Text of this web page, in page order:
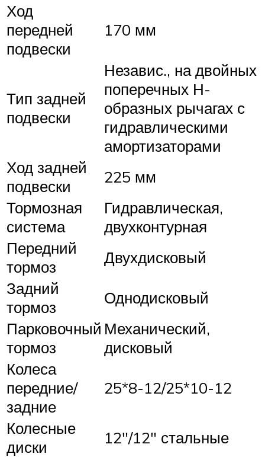
Ход
передней
подвески
170 мм
Тип задней
подвески
Независ., на двойных
поперечных Н-
образных рычагах с
гидравлическими
амортизаторами
Ход задней
подвески
225 мм
Тормозная
система
Гидравлическая,
двухконтурная
Передний
тормоз
Двухдисковый
Задний
тормоз
Однодисковый
Парковочный
тормоз
Механический,
дисковый
Колеса
передние/
задние
25*8-12/25*10-12
Колесные
диски
12″/12″ стальные